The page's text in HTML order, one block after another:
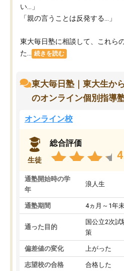
い…」
「親の言うことは反発する…」
東大毎日塾に相談して、これら
た...
続きを読む
東大毎日塾｜東大生か
のオンライン個別指導
オンライン校
生徒
総合評価
通塾開始時の学
年
浪人生
通塾期間 4ヵ月～1年
通った目的
国公立2次試
策
偏差値の変化 上がった
志望校の合格 合格した